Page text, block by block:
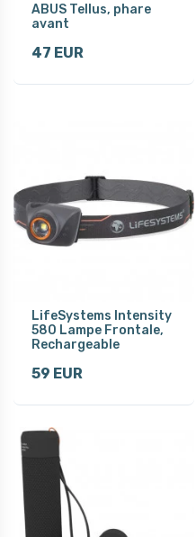
ABUS Tellus, phare
avant
47 EUR
LifeSystems Intensity
580 Lampe Frontale,
Rechargeable
59 EUR